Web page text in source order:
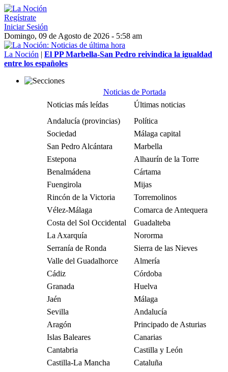
Regístrate
Iniciar Sesión
Domingo, 09 de Agosto de 2026 - 5:58 am
La Noción | El PP Marbella-San Pedro reivindica la igualdad
entre los españoles
Noticias de Portada
Noticias más leídas
Últimas noticias
Andalucía (provincias)
Política
Sociedad
Málaga capital
San Pedro Alcántara
Marbella
Estepona
Alhaurín de la Torre
Benalmádena
Cártama
Fuengirola
Mijas
Rincón de la Victoria
Torremolinos
Vélez-Málaga
Comarca de Antequera
Costa del Sol Occidental
Guadalteba
La Axarquía
Nororma
Serranía de Ronda
Sierra de las Nieves
Valle del Guadalhorce
Almería
Cádiz
Córdoba
Granada
Huelva
Jaén
Málaga
Sevilla
Andalucía
Aragón
Principado de Asturias
Islas Baleares
Canarias
Cantabria
Castilla y León
Castilla-La Mancha
Cataluña